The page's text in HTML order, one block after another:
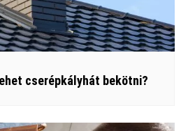
cserépkályhát bekötni?